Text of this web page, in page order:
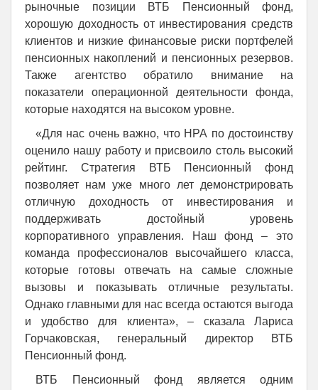
рыночные позиции ВТБ Пенсионный фонд,
хорошую доходность от инвестирования средств
клиентов и низкие финансовые риски портфелей
пенсионных накоплений и пенсионных резервов.
Также агентство обратило внимание на
показатели операционной деятельности фонда,
которые находятся на высоком уровне.
«Для нас очень важно, что НРА по достоинству
оценило нашу работу и присвоило столь высокий
рейтинг. Стратегия ВТБ Пенсионный фонд
позволяет нам уже много лет демонстрировать
отличную доходность от инвестирования и
поддерживать достойный уровень
корпоративного управления. Наш фонд – это
команда профессионалов высочайшего класса,
которые готовы отвечать на самые сложные
вызовы и показывать отличные результаты.
Однако главными для нас всегда остаются выгода
и удобство для клиента», – сказала Лариса
Горчаковская, генеральный директор ВТБ
Пенсионный фонд.
ВТБ Пенсионный фонд является одним